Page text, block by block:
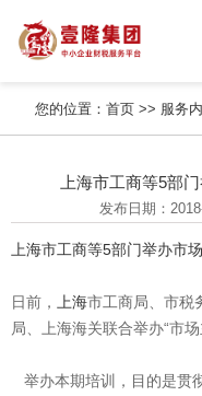
您的位置：首页 >> 服务
上海市工商等5部
发布日期：
上海市工商等5部门举办市
日前， 上海市工商局、市税
局、上海海关联合举办“市
举办本期培训，目的是贯